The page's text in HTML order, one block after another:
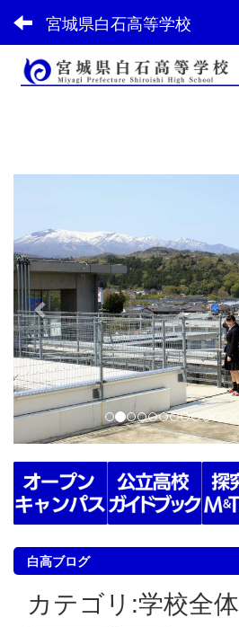
宮城県白石高等学校
e
v
i
o
u
s
白高ブログ
カテゴリ:学校全体